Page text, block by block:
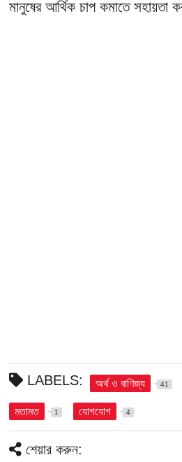
মানুষের আর্থিক চাপ কমাতে সহায়তা
LABELS: অর্থ ও বাণিজ্য 41
মতামত 1 যোগযোগ 4
শেয়ার করুন: